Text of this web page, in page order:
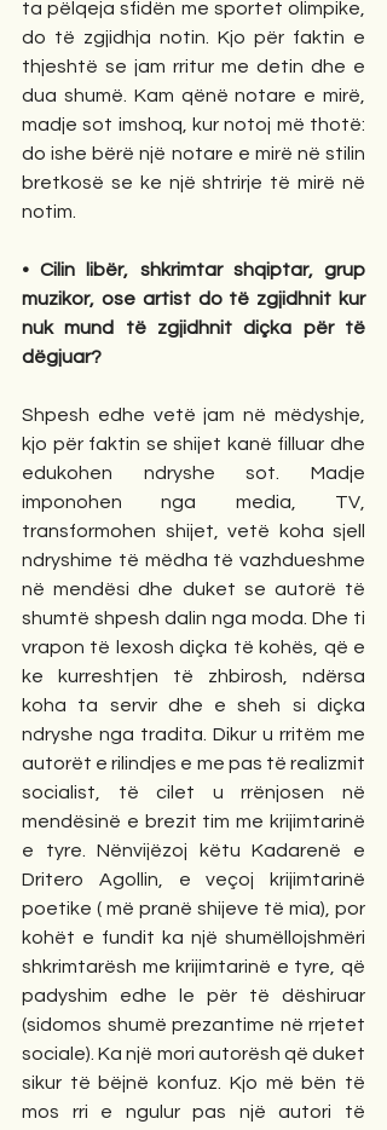
ta pëlqeja sfidën me sportet olimpike,
do të zgjidhja notin. Kjo për faktin e
thjeshtë se jam rritur me detin dhe e
dua shumë. Kam qënë notare e mirë,
madje sot imshoq, kur notoj më thotë:
do ishe bërë një notare e mirë në stilin
bretkosë se ke një shtrirje të mirë në
notim.
• Cilin libër, shkrimtar shqiptar, grup
muzikor, ose artist do të zgjidhnit kur
nuk mund të zgjidhnit diçka për të
dëgjuar?
Shpesh edhe vetë jam në mëdyshje,
kjo për faktin se shijet kanë filluar dhe
edukohen ndryshe sot. Madje
imponohen nga media, TV,
transformohen shijet, vetë koha sjell
ndryshime të mëdha të vazhdueshme
në mendësi dhe duket se autorë të
shumtë shpesh dalin nga moda. Dhe ti
vrapon të lexosh diçka të kohës, që e
ke kurreshtjen të zhbirosh, ndërsa
koha ta servir dhe e sheh si diçka
ndryshe nga tradita. Dikur u rritëm me
autorët e rilindjes e me pas të realizmit
socialist, të cilet u rrënjosen në
mendësinë e brezit tim me krijimtarinë
e tyre. Nënvijëzoj këtu Kadarenë e
Dritero Agollin, e veçoj krijimtarinë
poetike ( më pranë shijeve të mia), por
kohët e fundit ka një shumëllojshmëri
shkrimtarësh me krijimtarinë e tyre, që
padyshim edhe le për të dëshiruar
(sidomos shumë prezantime në rrjetet
sociale). Ka një mori autorësh që duket
sikur të bëjnë konfuz. Kjo më bën të
mos rri e ngulur pas një autori të